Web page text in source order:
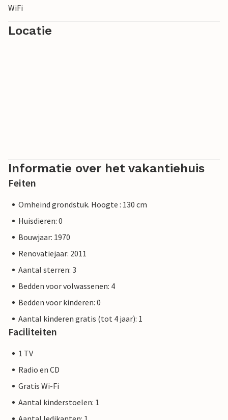
cultuur voor een afwisselende vakantie.
WiFi
Locatie
Informatie over het vakantiehuis
Feiten
Omheind grondstuk. Hoogte : 130 cm
Huisdieren: 0
Bouwjaar: 1970
Renovatiejaar: 2011
Aantal sterren: 3
Bedden voor volwassenen: 4
Bedden voor kinderen: 0
Aantal kinderen gratis (tot 4 jaar): 1
Faciliteiten
1 TV
Radio en CD
Gratis Wi-Fi
Aantal kinderstoelen: 1